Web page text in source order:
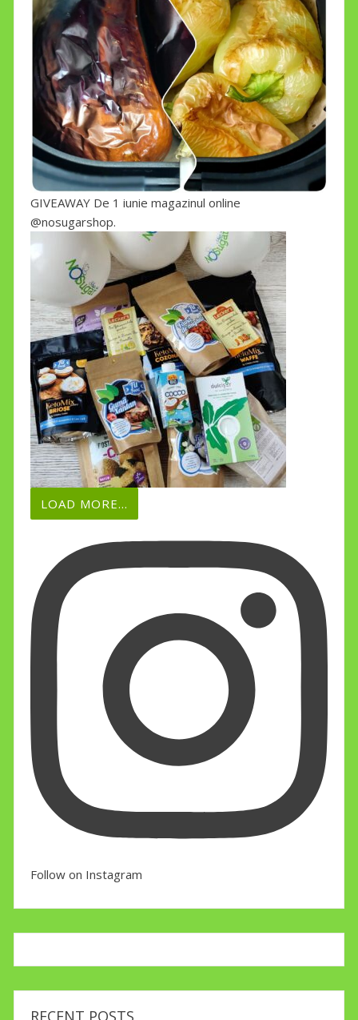
GIVEAWAY De 1 iunie magazinul online
@nosugarshop.
LOAD MORE...
Follow on Instagram
RECENT POSTS